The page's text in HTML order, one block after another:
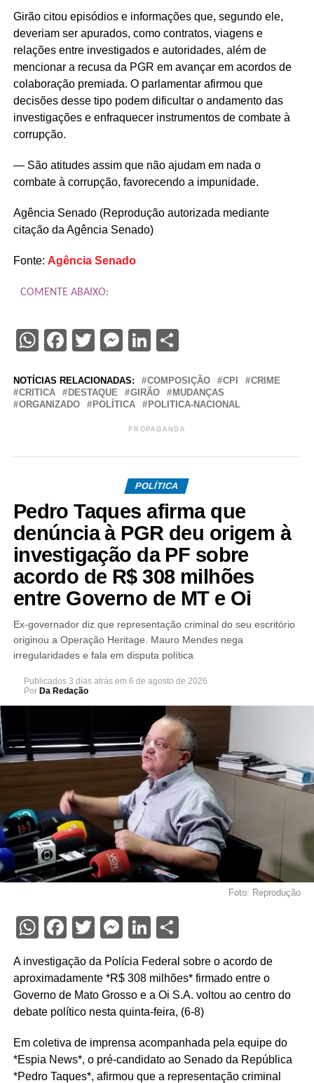
Girão citou episódios e informações que, segundo ele,
deveriam ser apurados, como contratos, viagens e
relações entre investigados e autoridades, além de
mencionar a recusa da PGR em avançar em acordos de
colaboração premiada. O parlamentar afirmou que
decisões desse tipo podem dificultar o andamento das
investigações e enfraquecer instrumentos de combate à
corrupção.
— São atitudes assim que não ajudam em nada o
combate à corrupção, favorecendo a impunidade.
Agência Senado (Reprodução autorizada mediante
citação da Agência Senado)
Fonte: Agência Senado
COMENTE ABAIXO:
WhatsApp
Facebook
Twitter
Messenger
LinkedIn
Share
NOTÍCIAS RELACIONADAS: COMPOSIÇÃO CPI
CRIME
CRITICA
DESTAQUE GIRÃO
MUDANÇAS
ORGANIZADO
POLÍTICA POLITICA-NACIONAL
PROPAGANDA
POLÍTICA
Pedro Taques afirma que
denúncia à PGR deu origem à
investigação da PF sobre
acordo de R$ 308 milhões
entre Governo de MT e Oi
Ex-governador diz que representação criminal do seu escritório
originou a Operação Heritage. Mauro Mendes nega
irregularidades e fala em disputa política
Publicados 3 dias atrás em 6 de agosto de 2026
Por Da Redação
Foto: Reprodução
WhatsApp
Facebook
Twitter
Messenger
LinkedIn
Share
A investigação da Polícia Federal sobre o acordo de
aproximadamente *R$ 308 milhões* firmado entre o
Governo de Mato Grosso e a Oi S.A. voltou ao centro do
debate político nesta quinta-feira, (6-8)
Em coletiva de imprensa acompanhada pela equipe do
*Espia News*, o pré-candidato ao Senado da República
*Pedro Taques*, afirmou que a representação criminal